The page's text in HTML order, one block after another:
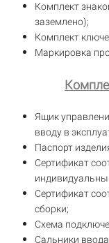
Комплект
заземлено);
Комплект
Маркировка
Ящик
вводу в
Паспорт
Сертификат
Сертификат
сборки;
Схема
Сальники